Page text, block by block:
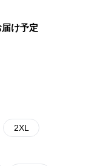
け予定
2XL